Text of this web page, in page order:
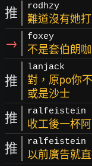
推 rodhzy
難道沒有她
→ foxey
不是套伯朗
推
lanjack
對，原po你
或是沙士
推 ralfeistein
收工後一杯
推 ralfeistein
以前廣告就